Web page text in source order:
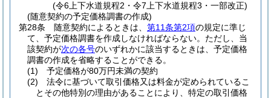
(令6上下水道規程2・令7上下水道規程3・一部改正)
(随意契約の予定価格調書の作成)
第28条
随意契約によるときは、 第11条第2項の規定に準じ
て、予定価格調書を作成しなければならない。 ただし、当
該契約が次の各号のいずれかに該当するときは、予定価格
調書の作成を省略することができる。
(1)
予定価格が80万円未満の契約
(2)
法令に基づいて取引価格又は料金が定められているこ
とその他特別の理由があることにより、特定の取引価格